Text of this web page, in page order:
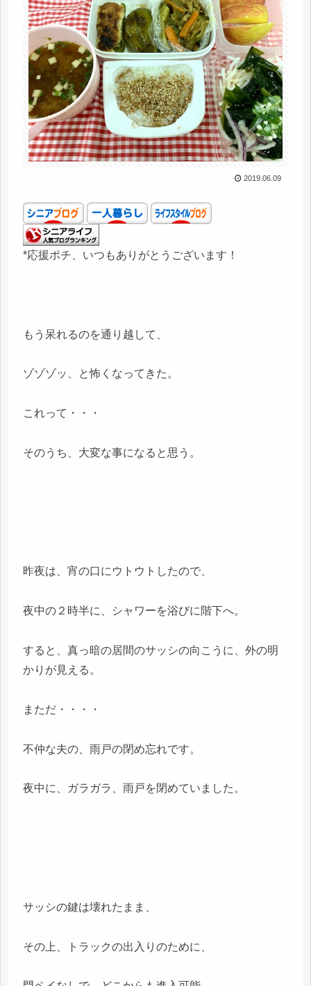
2019.06.09
*応援ポチ、いつもありがとうございます！
もう呆れるのを通り越して、
ゾゾゾッ、と怖くなってきた。
これって・・・
そのうち、大変な事になると思う。
昨夜は、宵の口にウトウトしたので、
夜中の２時半に、シャワーを浴びに階下へ。
すると、真っ暗の居間のサッシの向こうに、外の明
かりが見える。
まただ・・・・
不仲な夫の、雨戸の閉め忘れです。
夜中に、ガラガラ、雨戸を閉めていました。
サッシの鍵は壊れたまま、
その上、トラックの出入りのために、